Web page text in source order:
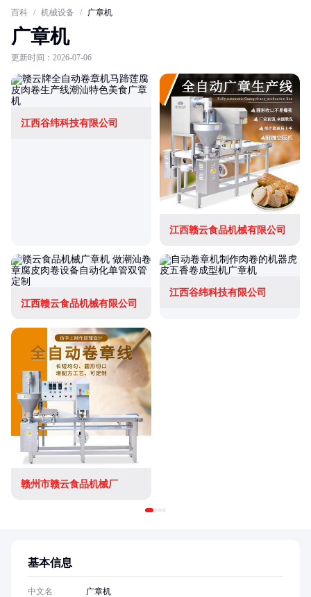
百科 / 机械设备 / 广章机
广章机
更新时间：2026-07-06
江西谷纬科技有限公司
江西赣云食品机械有限公司
江西赣云食品机械有限公司
江西谷纬科技有限公司
赣州市赣云食品机械厂
基本信息
中文名
广章机